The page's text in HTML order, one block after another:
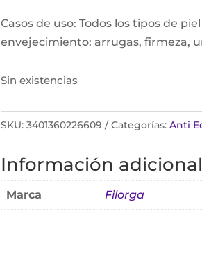
Casos de uso: Todos los tipos de
envejecimiento: arrugas, firmeza,
Sin existencias
SKU: 3401360226609 Categorías: Anti
Información adicional
Marca Filorga